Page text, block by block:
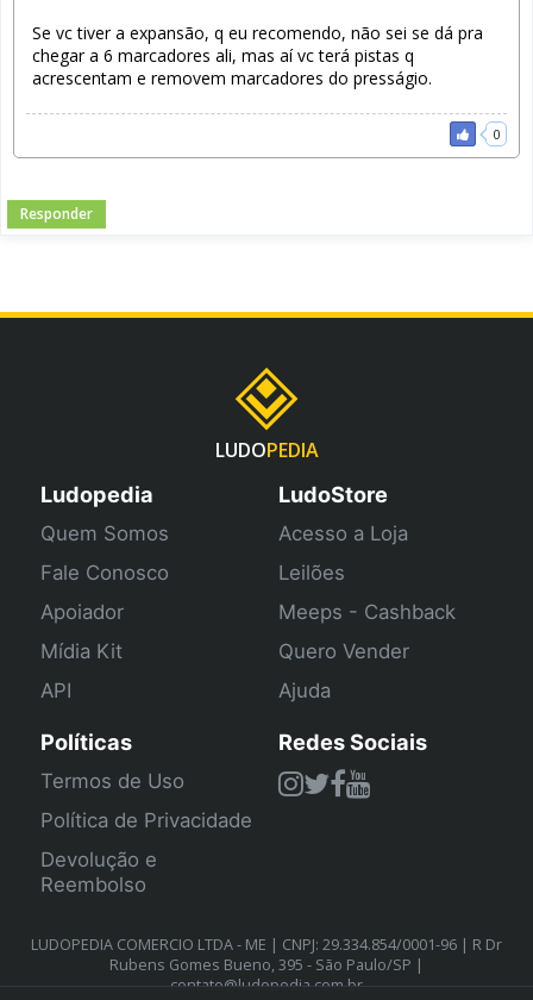
Se vc tiver a expansão, q eu recomendo, não sei se dá pra
chegar a 6 marcadores ali, mas aí vc terá pistas q
acrescentam e removem marcadores do presságio.
0
Responder
LUDOPEDIA
Ludopedia
Quem Somos
Fale Conosco
Apoiador
Mídia Kit
API
LudoStore
Acesso a Loja
Leilões
Meeps - Cashback
Quero Vender
Ajuda
Políticas
Termos de Uso
Política de Privacidade
Devolução e
Reembolso
Redes Sociais
LUDOPEDIA COMERCIO LTDA - ME | CNPJ: 29.334.854/0001-96 | R Dr
Rubens Gomes Bueno, 395 - São Paulo/SP |
contato@ludopedia.com.br